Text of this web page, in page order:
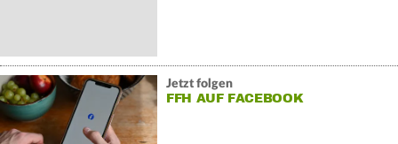
Jetzt folgen
FFH AUF FACEBOOK